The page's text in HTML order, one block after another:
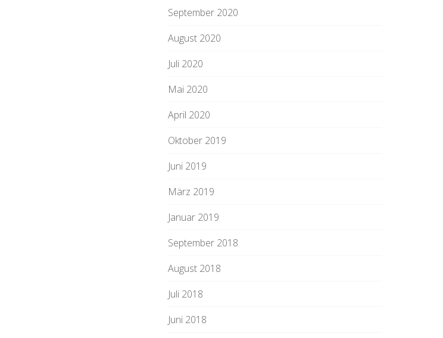
September 2020
August 2020
Juli 2020
Mai 2020
April 2020
Oktober 2019
Juni 2019
März 2019
Januar 2019
September 2018
August 2018
Juli 2018
Juni 2018